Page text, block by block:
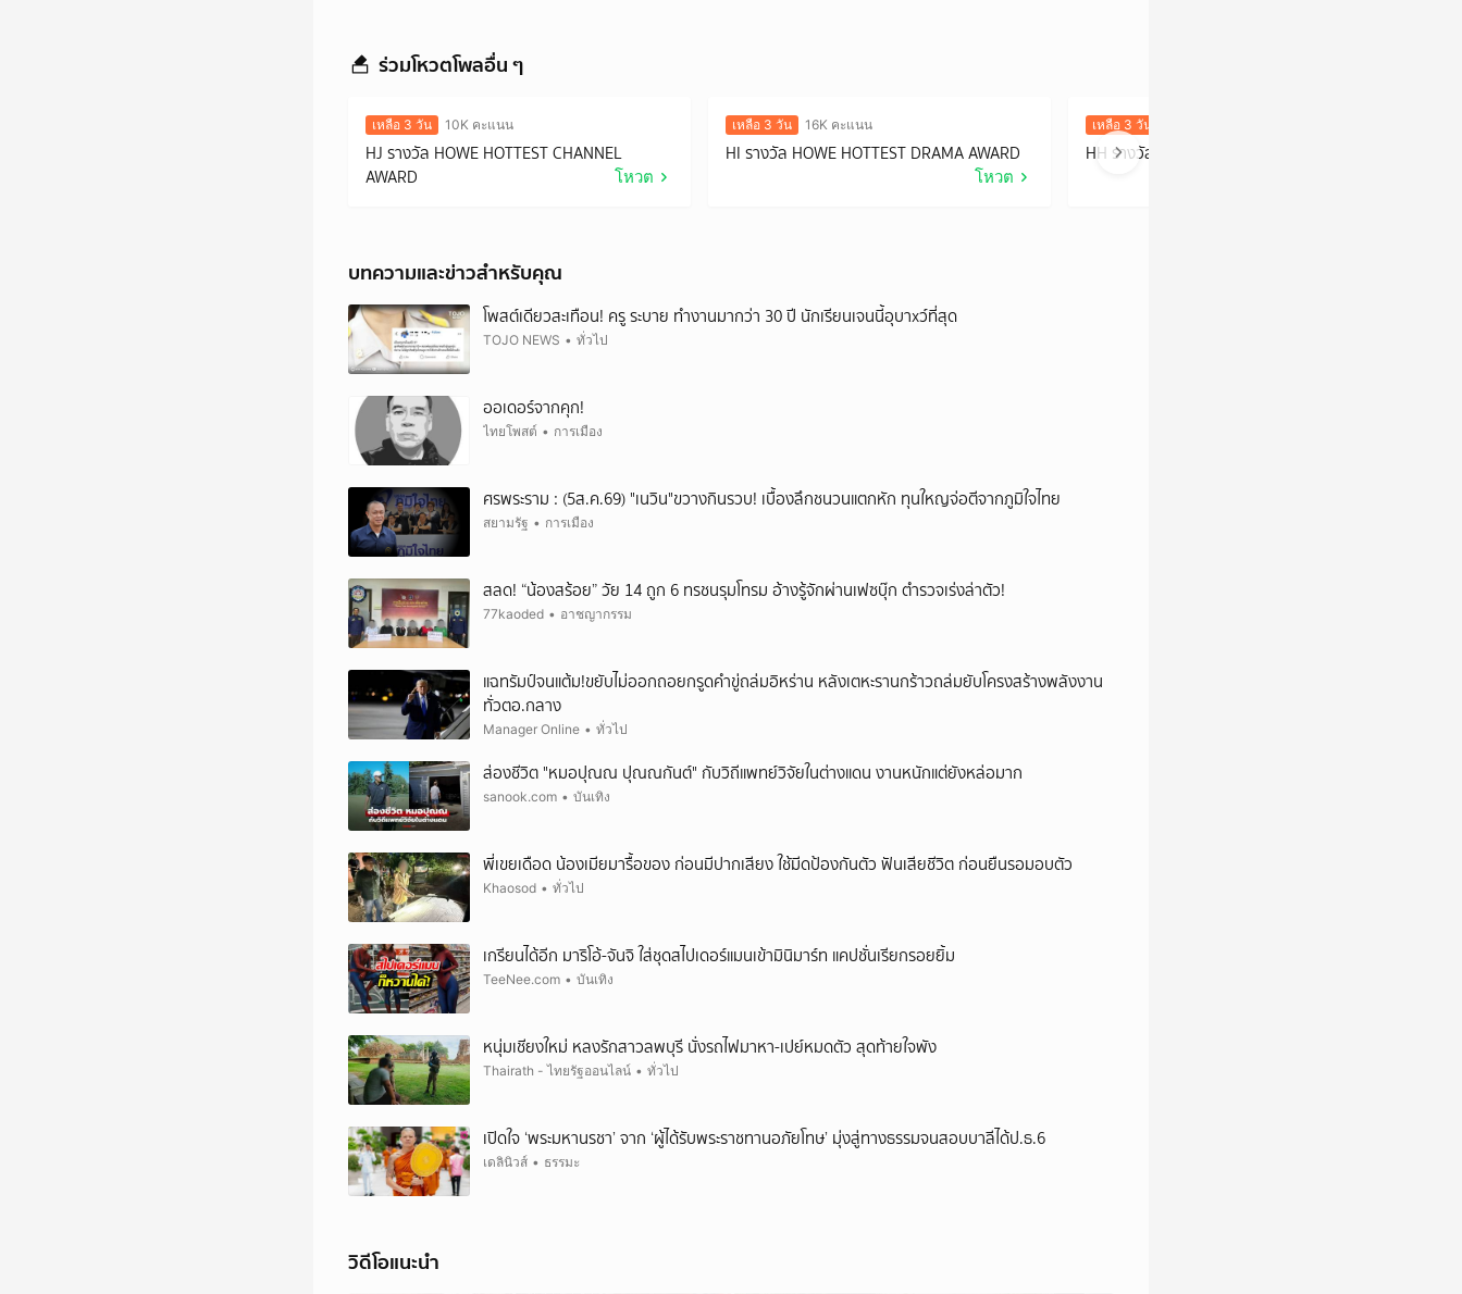
ร่วมโหวตโพลอื่น ๆ
เหลือ 3 วัน 10K คะแนน
HJ รางวัล HOWE HOTTEST CHANNEL
AWARD
โหวต
เหลือ 3 วัน 16K คะแนน
HI รางวัล HOWE HOTTEST DRAMA AWARD
โหวต
เหลือ 3 วัน
HH รางวัล HOWE HOTTEST SERIES AWARD
บทความและข่าวสำหรับคุณ
โพสต์เดียวสะเทือน! ครู ระบาย ทำงานมากว่า 30 ปี นักเรียนเจนนี้อุบาxว์ที่สุด
TOJO NEWS • ทั่วไป
ออเดอร์จากคุก!
ไทยโพสต์ • การเมือง
ศรพระราม : (5ส.ค.69) "เนวิน"ขวางกินรวบ! เบื้องลึกชนวนแตกหัก ทุนใหญจ่อตีจากภูมิใจไทย
สยามรัฐ • การเมือง
สลด! “น้องสร้อย” วัย 14 ถูก 6 ทรชนรุมโทรม อ้างรู้จักผ่านเฟซบุ๊ก ตำรวจเร่งล่าตัว!
77kaoded • อาชญากรรม
แฉทรัมป์จนแต้ม!ขยับไม่ออกถอยกรูดคำขู่ถล่มอิหร่าน หลังเตหะรานกร้าวถล่มยับโครงสร้างพลังงาน
ทั่วตอ.กลาง
Manager Online • ทั่วไป
ส่องชีวิต "หมอปุณณ ปุณณกันต์" กับวิถีแพทย์วิจัยในต่างแดน งานหนักแต่ยังหล่อมาก
sanook.com • บันเทิง
พี่เขยเดือด น้องเมียมารื้อของ ก่อนมีปากเสียง ใช้มีดป้องกันตัว ฟันเสียชีวิต ก่อนยืนรอมอบตัว
Khaosod • ทั่วไป
เกรียนได้อีก มาริโอ้-จันจิ ใส่ชุดสไปเดอร์แมนเข้ามินิมาร์ท แคปชั่นเรียกรอยยิ้ม
TeeNee.com • บันเทิง
หนุ่มเชียงใหม่ หลงรักสาวลพบุรี นั่งรถไฟมาหา-เปย์หมดตัว สุดท้ายใจพัง
Thairath - ไทยรัฐออนไลน์ • ทั่วไป
เปิดใจ ‘พระมหานรชา’ จาก ‘ผู้ได้รับพระราชทานอภัยโทษ’ มุ่งสู่ทางธรรมจนสอบบาลีได้ป.ธ.6
เดลินิวส์ • ธรรมะ
วิดีโอแนะนำ